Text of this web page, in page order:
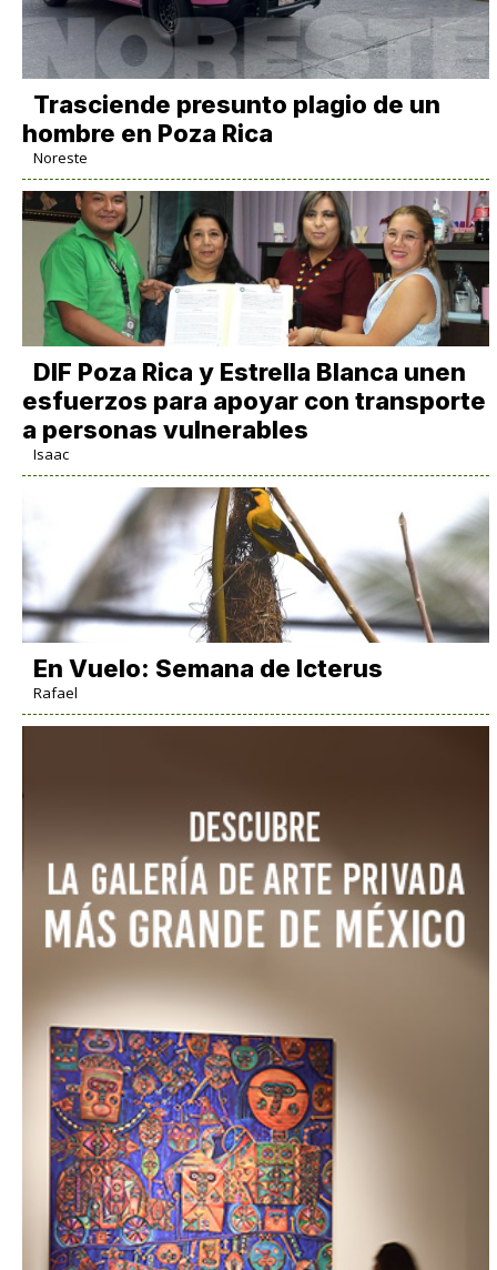
Trasciende presunto plagio de un
hombre en Poza Rica
Noreste
DIF Poza Rica y Estrella Blanca unen
esfuerzos para apoyar con transporte
a personas vulnerables
Isaac
En Vuelo: Semana de Icterus
Rafael